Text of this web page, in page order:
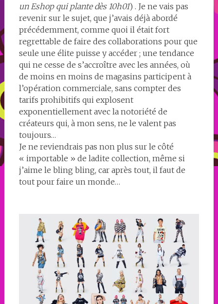
un Eshop qui plante dès 10h01) . Je ne vais pas
revenir sur le sujet, que j’avais déjà abordé
précédemment, comme quoi il était fort
regrettable de faire des collaborations pour que
seule une élite puisse y accéder ; une tendance
qui ne cesse de s’accroître avec les années, où
de moins en moins de magasins participent à
l’opération commerciale, sans compter des
tarifs prohibitifs qui explosent
exponentiellement avec la notoriété de
créateurs qui, à mon sens, ne le valent pas
toujours…
Je ne reviendrais pas non plus sur le côté
« importable » de ladite collection, même si
j’aime le bling bling, car après tout, il faut de
tout pour faire un monde…